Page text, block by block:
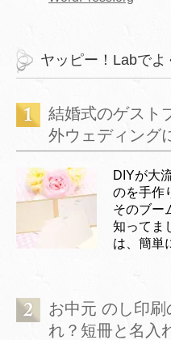
ヤッピー！Labで
結婚式のゲスト
外ウェディング
DIYが大
のを手作
そのブー
知ってま
は、簡単
お中元 のし印
れ？短冊と名入